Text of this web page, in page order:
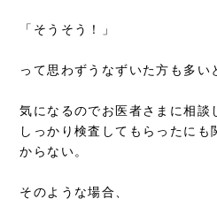
「そうそう！」
って思わずうなずいた方も多い
気になるのでお医者さまに相談
しっかり検査してもらったにも
からない。
そのような場合、